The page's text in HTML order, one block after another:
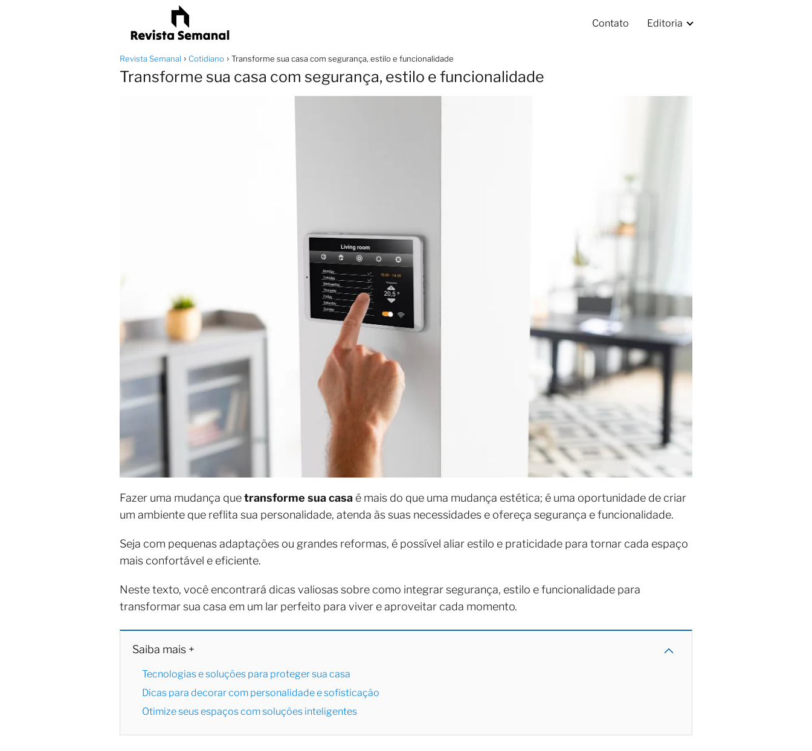
Contato Editoria
Revista Semanal Cotidiano Transforme sua casa com segurança, estilo e funcionalidade
Transforme sua casa com segurança, estilo e funcionalidade
Fazer uma mudança quetransforme sua casa é mais do que uma mudança estética; é uma oportunidade de criar
um ambiente que reflita sua personalidade, atenda às suas necessidades e ofereça segurança e funcionalidade.
Seja com pequenas adaptações ou grandes reformas, é possível aliar estilo e praticidade para tornar cada espaço
mais confortável e eficiente.
Neste texto, você encontrará dicas valiosas sobre como integrar segurança, estilo e funcionalidade para
transformar sua casa em um lar perfeito para viver e aproveitar cada momento.
Saiba mais +
Tecnologias e soluções para proteger sua casa
Dicas para decorar com personalidade e sofisticação
Otimize seus espaços com soluções inteligentes